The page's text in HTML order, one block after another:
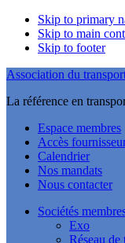
Skip to primary
Skip to main
Skip to footer
Association du
La référence en
Espace membres
Accès
Calendrier
Nos mandats
Nous contacter
Sociétés
Exo
Réseau